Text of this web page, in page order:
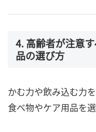
4. 高齢者が注意
品の選び方
かむ力や飲み込む力
食べ物やケア用品を